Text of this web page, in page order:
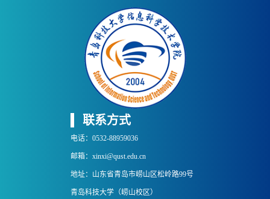
联系方式
电话：0532-88959036
邮箱：xinxi@qust.edu.cn
地址：山东省青岛市崂山区松岭路99号
青岛科技大学（崂山校区）